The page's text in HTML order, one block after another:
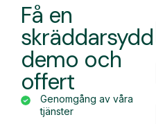
Få en
skräddarsydd
demo och
offert
Genomgång av våra
tjänster